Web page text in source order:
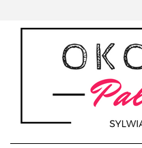
content